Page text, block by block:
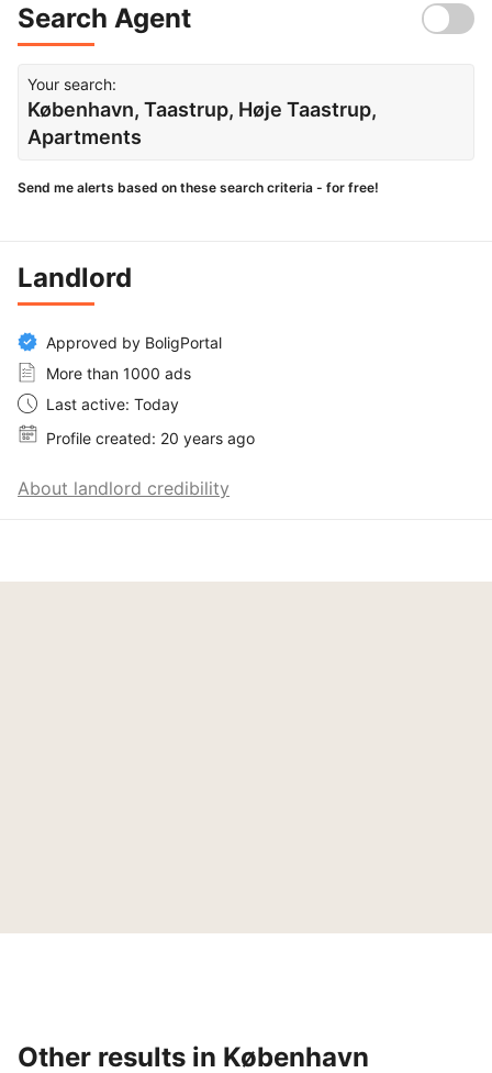
Search Agent
Your search:
København, Taastrup, Høje Taastrup,
Apartments
Send me alerts based on these search criteria - for free!
Landlord
Approved by BoligPortal
More than 1000 ads
Last active: Today
Profile created: 20 years ago
About landlord credibility
Other results in København